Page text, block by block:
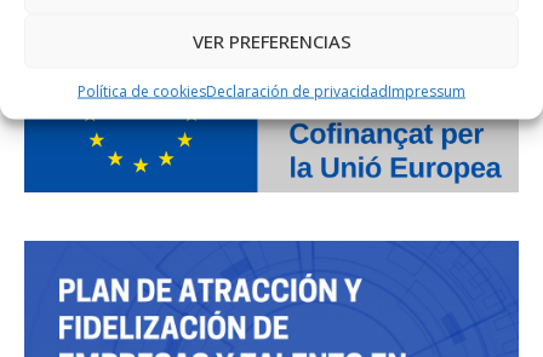
VER PREFERENCIAS
Política de cookiesDeclaración de privacidadImpressum